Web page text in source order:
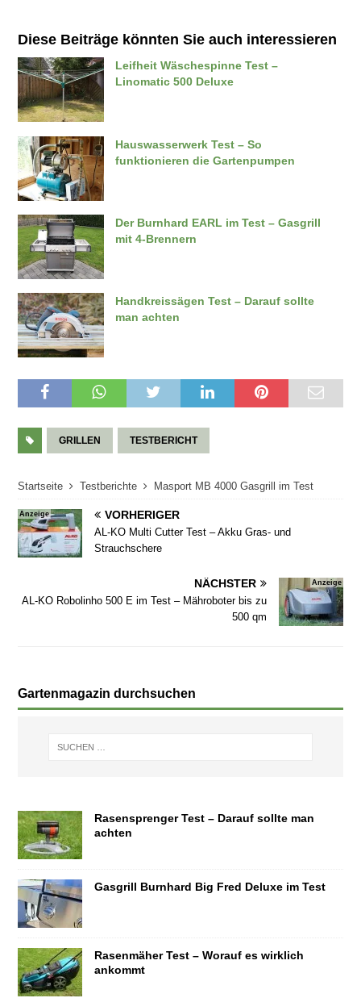
Diese Beiträge könnten Sie auch interessieren
Leifheit Wäschespinne Test –
Linomatic 500 Deluxe
Hauswasserwerk Test – So
funktionieren die Gartenpumpen
Der Burnhard EARL im Test – Gasgrill
mit 4-Brennern
Handkreissägen Test – Darauf sollte
man achten
GRILLEN TESTBERICHT
Startseite Testberichte Masport MB 4000 Gasgrill im Test
Anzeige VORHERIGER
AL-KO Multi Cutter Test – Akku Gras- und
Strauchschere
Anzeige
NÄCHSTER
AL-KO Robolinho 500 E im Test – Mähroboter bis zu
500 qm
Gartenmagazin durchsuchen
Rasensprenger Test – Darauf sollte man
achten
Gasgrill Burnhard Big Fred Deluxe im Test
Rasenmäher Test – Worauf es wirklich
ankommt